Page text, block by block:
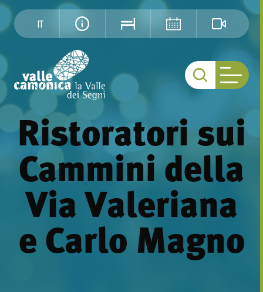
IT
Ristoratori sui
Cammini della
Via Valeriana
e Carlo Magno